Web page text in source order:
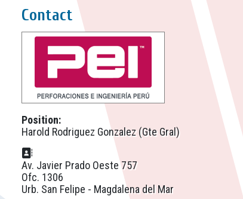
Contact
Position:
Harold Rodriguez Gonzalez (Gte Gral)
Address:
Av. Javier Prado Oeste 757
Ofc. 1306
Urb. San Felipe - Magdalena del Mar